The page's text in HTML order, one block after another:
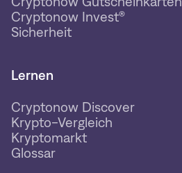
Cryptonow Invest®
Sicherheit
Lernen
Cryptonow Discover
Krypto-Vergleich
Kryptomarkt
Glossar